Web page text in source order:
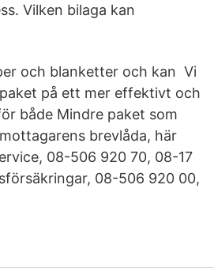
Vilken bilaga kan
och blanketter och kan Vi
på ett mer effektivt och
både Mindre paket som
brevlåda, här
08-506 920 70, 08-17
08-506 920 00,